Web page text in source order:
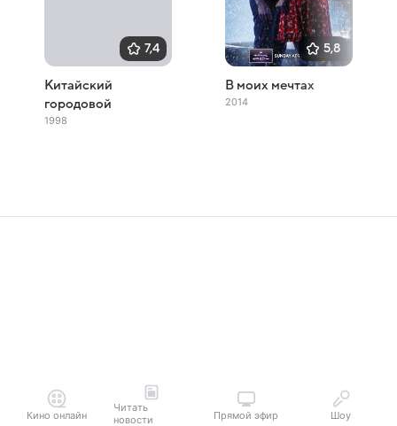
7,4
Китайский
городовой
1998
5,8
В моих мечтах
2014
Кино онлайн
Читать
новости
Прямой эфир Шоу